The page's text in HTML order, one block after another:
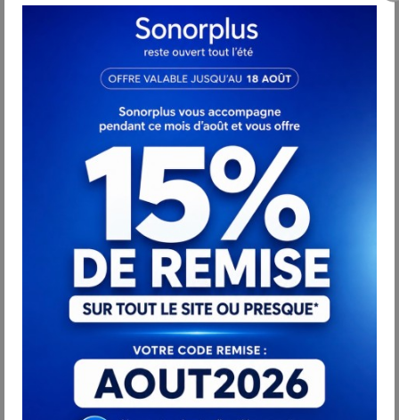
lundi 10-12h ; 14h-18h
mardi au samedi 9h-12h ; 14h-18h
Newsletter
Profitez de nos promotions en priorité !
Inscrivez-vous à notre lettre d'information :
OK
Livraison gratuite
à partir de 200€ d'achat